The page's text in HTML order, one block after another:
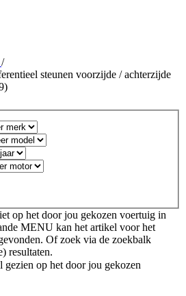
/
steunen voorzijde / achterzijde
op het door jou gekozen voertuig in
MENU kan het artikel voor het
Of zoek via de zoekbalk
resultaten.
gezien op het door jou gekozen